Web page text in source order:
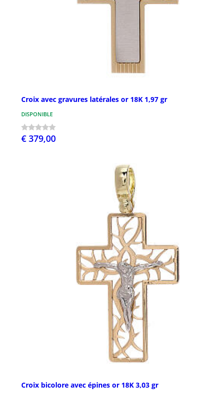
Croix avec gravures latérales or 18K 1,97 gr
DISPONIBLE
€ 379,00
Croix bicolore avec épines or 18K 3,03 gr